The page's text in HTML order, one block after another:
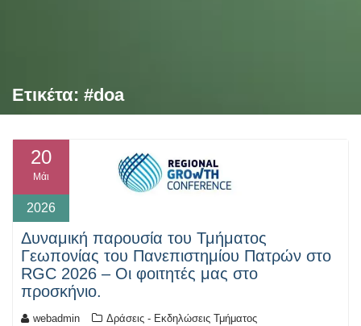
Ετικέτα: #doa
20
Μάι
2026
Δυναμική παρουσία του Τμήματος
Γεωπονίας του Πανεπιστημίου Πατρών στο
RGC 2026 – Οι φοιτητές μας στο
προσκήνιο.
webadmin
Δράσεις - Εκδηλώσεις Τμήματος